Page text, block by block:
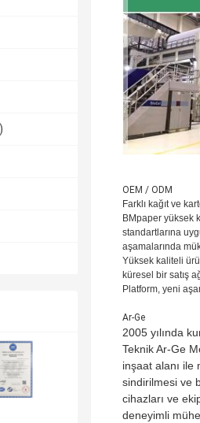
OEM / ODM
Farklı kağıt ve
BMpaper yüksek
standartlarına
aşamalarında
Yüksek kaliteli
küresel bir satış
Platform, yeni
Ar-Ge
2005 yılında
Teknik Ar-Ge
inşaat alanı ile
sindirilmesi ve
cihazları ve
deneyimli